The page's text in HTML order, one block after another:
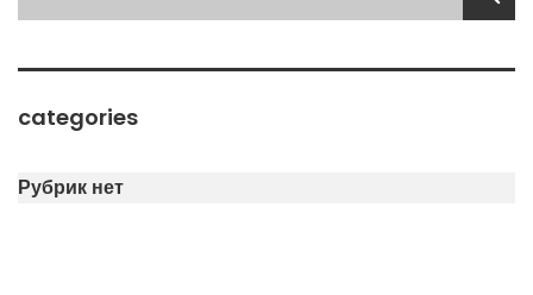
categories
Рубрик нет